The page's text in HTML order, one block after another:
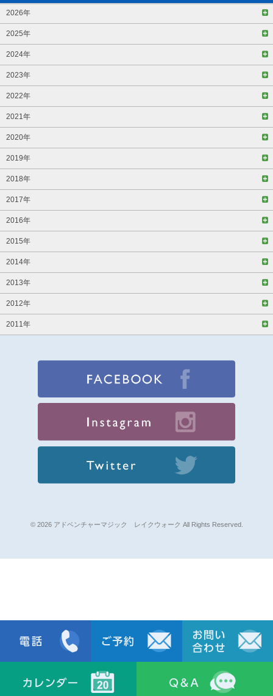
2026年
2025年
2024年
2023年
2022年
2021年
2020年
2019年
2018年
2017年
2016年
2015年
2014年
2013年
2012年
2011年
© 2026 アドベンチャーマジック レイクウォーク All Rights Reserved.